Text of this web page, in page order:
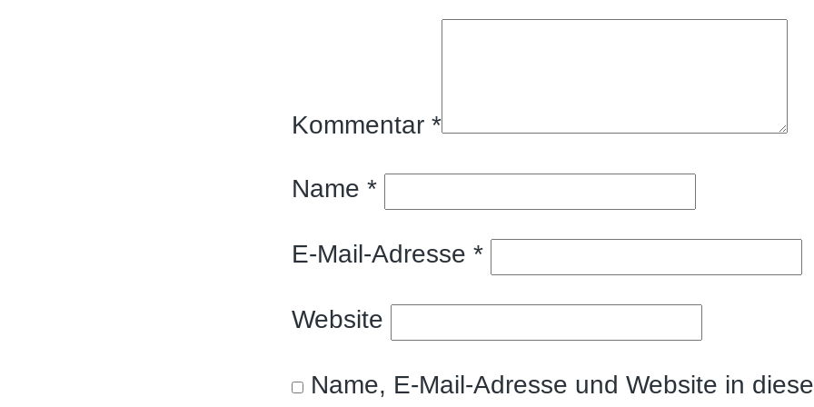
Kommentar *
Name *
E-Mail-Adresse *
Website
Name, E-Mail-Adresse und Website in